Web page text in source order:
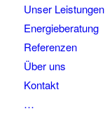
Unser Leistungen
Energieberatung
Referenzen
Über uns
Kontakt
…